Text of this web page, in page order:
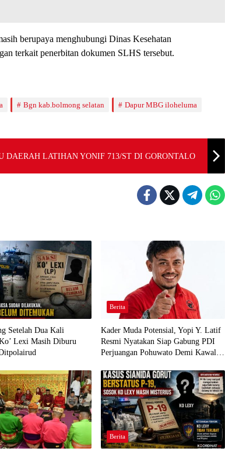
berupaya menghubungi Dinas Kesehatan
terkait penerbitan dokumen SLHS tersebut.
Bgn kab.bolmong selatan
Dapur MBG iloheluma
DAERAH LATIHAN YONIF 713/ST DI GORONTALO
Setelah Dua Kali
Lexi Masih Diburu
Berita
Kader Muda Potensial, Yopi Y. Latif
Resmi Nyatakan Siap Gabung PDI
Perjuangan Pohuwato Demi Kawal
Berita